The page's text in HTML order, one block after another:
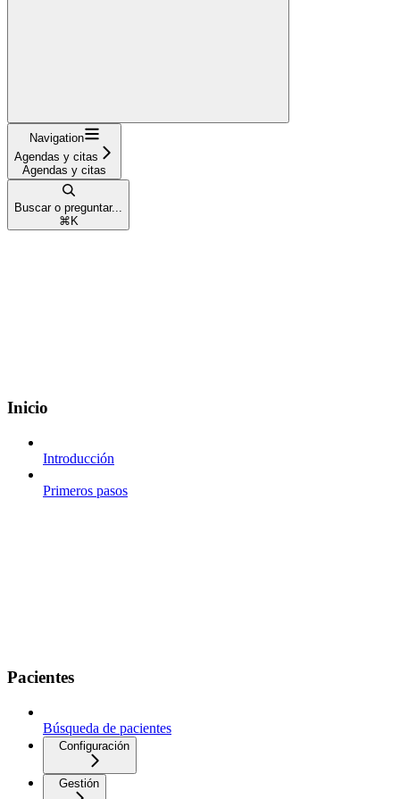
Navigation
Agendas y citas
Agendas y citas
Buscar o preguntar...
⌘K
Inicio
Introducción
Primeros pasos
Pacientes
Búsqueda de pacientes
Configuración
Gestión